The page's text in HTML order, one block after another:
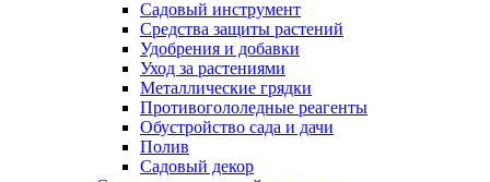
Садовый инструмент
Средства защиты растений
Удобрения и добавки
Уход за растениями
Металлические грядки
Противогололедные реагенты
Обустройство сада и дачи
Полив
Садовый декор